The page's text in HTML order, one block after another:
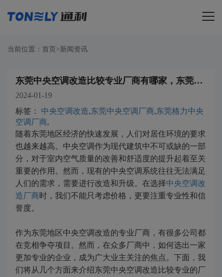
当前位置： 首页 >新闻资讯
东莞中央空调改造比较专业厂商有哪家，东莞中央空调改造案例
2024-01-19
标签：
中央空调改造,东莞中央空调厂商,东莞格力中央
空调厂商,
随着东莞地区经济的快速发展，人们对居住环境的要求
也越来越高。中央空调作为现代建筑中不可或缺的一部
分，对于室内空气质量的改善和舒适度的提升起着至关
重要的作用。然而，现有的中央空调系统往往无法满足
人们的需求，需要进行改造和升级。在选择中央空调改
造厂商时，我们不能只考虑价格，更要注重专业性和信
誉度。
作为东莞地区中央空调改造的专业厂商，有很多公司都
在竞相争夺项目。然而，在众多厂商中，如何选出一家
更加专业的企业，成为广大业主关注的焦点。下面，我
们将从几个方面来介绍东莞中央空调改造比较专业的厂